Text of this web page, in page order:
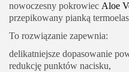
nowoczesny pokrowiec Aloe
przepikowany pianką
To rozwiązanie zapewnia:
delikatniejsze dopasowanie
redukcję punktów nacisku,